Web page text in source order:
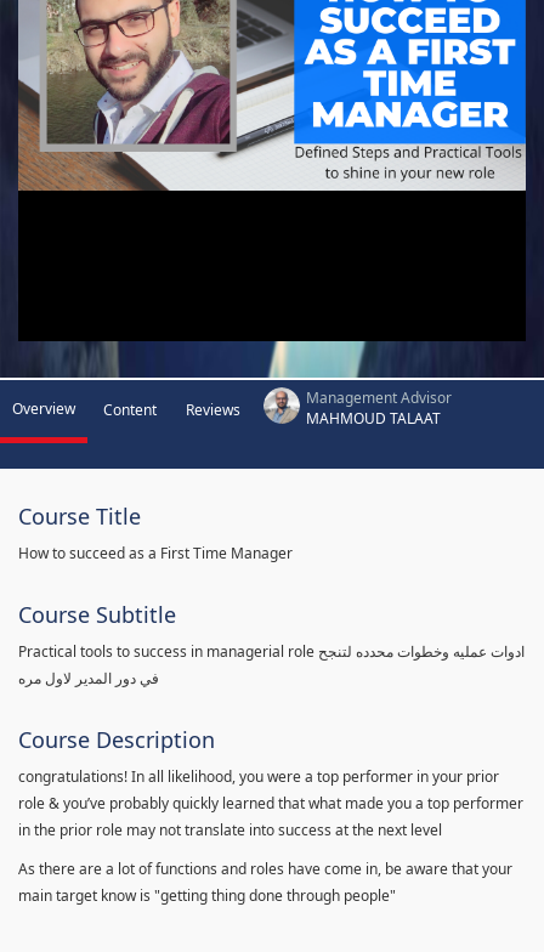
Overview Content Reviews
Management Advisor
MAHMOUD TALAAT
Course Title
How to succeed as a First Time Manager
Course Subtitle
Practical tools to success in managerial role ادوات عمليه وخطوات محدده لتنجح
في دور المدير لاول مره
Course Description
congratulations! In all likelihood, you were a top performer in your prior
role & you’ve probably quickly learned that what made you a top performer
in the prior role may not translate into success at the next level
As there are a lot of functions and roles have come in, be aware that your
main target know is "getting thing done through people"